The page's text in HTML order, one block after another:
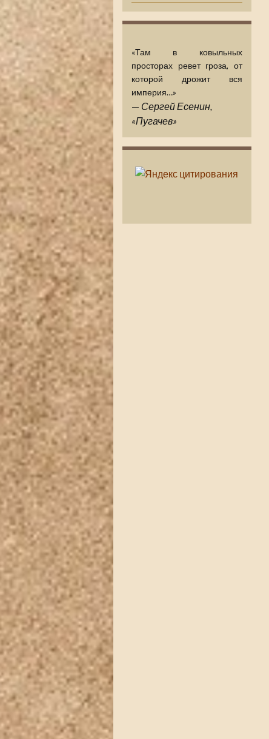
«Там в ковыльных
просторах ревет гроза, от
которой дрожит вся
империя…»
— Сергей Есенин,
«Пугачев»